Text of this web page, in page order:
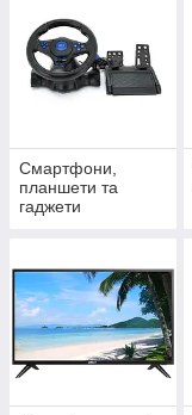
Смартфони,
планшети та
гаджети